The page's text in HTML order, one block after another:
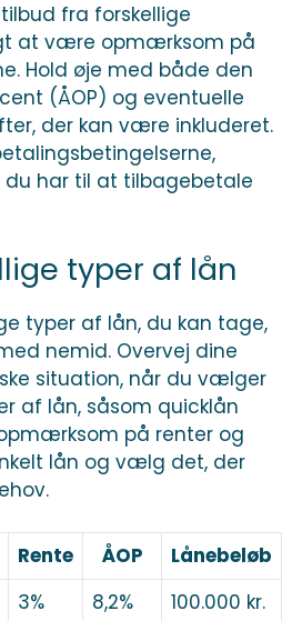
fra forskellige
at være opmærksom på
Hold øje med både den
(ÅOP) og eventuelle
der kan være inkluderet.
har til at tilbagebetale
typer af lån
typer af lån, du kan tage,
nemid. Overvej dine
situation, når du vælger
af lån, såsom quicklån
på renter og
lån og vælg det, der
Rente ÅOP
Lånebeløb
3% 8,2% 100.000 kr.